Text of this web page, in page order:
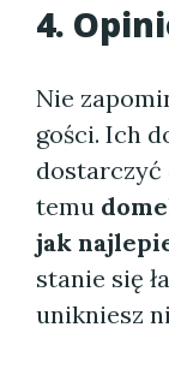
4.
Nie
gości. Ich
temu
jak
stanie się
unikniesz